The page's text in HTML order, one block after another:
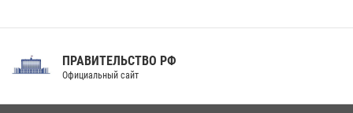
Праздник «Один день с Росгвардией» к 105-летию Центрального
ПРАВИТЕЛЬСТВО РФ
Официальный сайт